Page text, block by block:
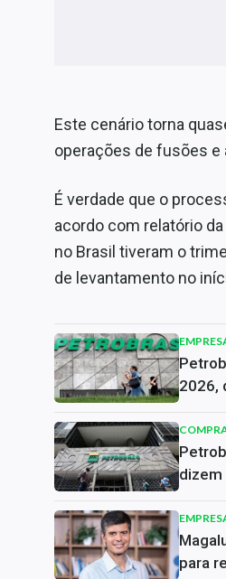
Este cenário torna
operações de fusões e
É verdade que o
acordo com relatório
no Brasil tiveram o
de levantamento no
2026,
dizem
para